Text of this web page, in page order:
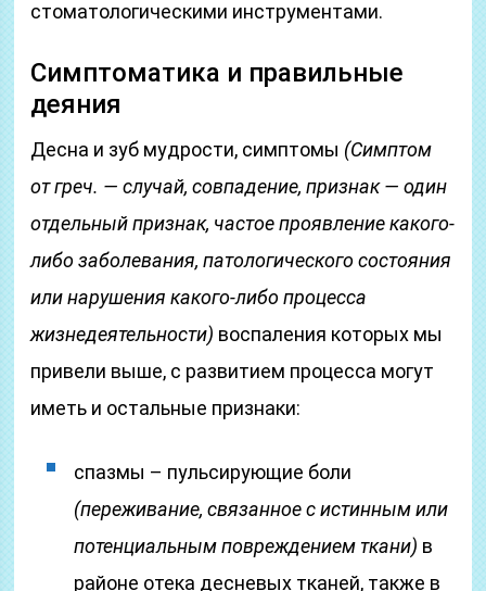
стоматологическими инструментами.
Симптоматика и правильные
деяния
Десна и зуб мудрости, симптомы (Симптом
от греч. — случай, совпадение, признак — один
отдельный признак, частое проявление какого-
либо заболевания, патологического состояния
или нарушения какого-либо процесса
жизнедеятельности) воспаления которых мы
привели выше, с развитием процесса могут
иметь и остальные признаки:
спазмы – пульсирующие боли
(переживание, связанное с истинным или
потенциальным повреждением ткани) в
районе отека десневых тканей, также в